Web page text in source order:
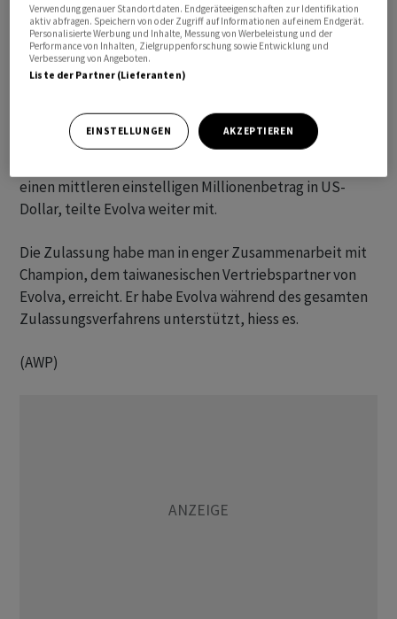
mitteilte. Es handle sich um einen wichtigen
Meilenstein. Evolva habe nach den Philippinen, Malaysia
und Vietnam einen weiteren asiatischen Markt
erschlossen.
Die Markteinführung sei nun für den 28. Juli geplant.
Über einen Zeithorizont von drei bis fünf Jahren
einen mittleren einstelligen Millionenbetrag in US-
Dollar, teilte Evolva weiter mit.
Die Zulassung habe man in enger Zusammenarbeit mit
Champion, dem taiwanesischen Vertriebspartner von
Evolva, erreicht. Er habe Evolva während des gesamten
Zulassungsverfahrens unterstützt, hiess es.
(AWP)
Verwendung genauer Standortdaten. Endgeräteeigenschaften zur Identifikation
aktiv abfragen. Speichern von oder Zugriff auf Informationen auf einem Endgerät.
Personalisierte Werbung und Inhalte, Messung von Werbeleistung und der
Performance von Inhalten, Zielgruppenforschung sowie Entwicklung und
Verbesserung von Angeboten.
Liste der Partner (Lieferanten)
EINSTELLUNGEN AKZEPTIEREN